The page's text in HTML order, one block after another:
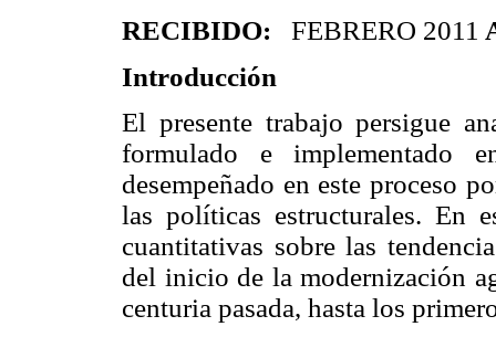
RECIBIDO:
FEBRERO 2011
Introducción
El presente trabajo persigue
formulado e implementado
desempeñado en este proceso
las políticas estructurales. En
cuantitativas sobre las
del inicio de la modernización
centuria pasada, hasta los